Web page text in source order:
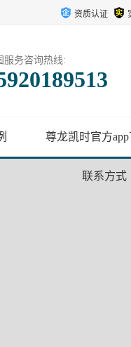
资质认证
服务咨询热线:
尊龙凯时官方
联系方式